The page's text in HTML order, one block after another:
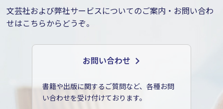
文芸社および弊社サービスについてのご案内・お問い合わ
せはこちらからどうぞ。
お問い合わせ
書籍や出版に関するご質問など、各種お問
い合わせを受け付けております。